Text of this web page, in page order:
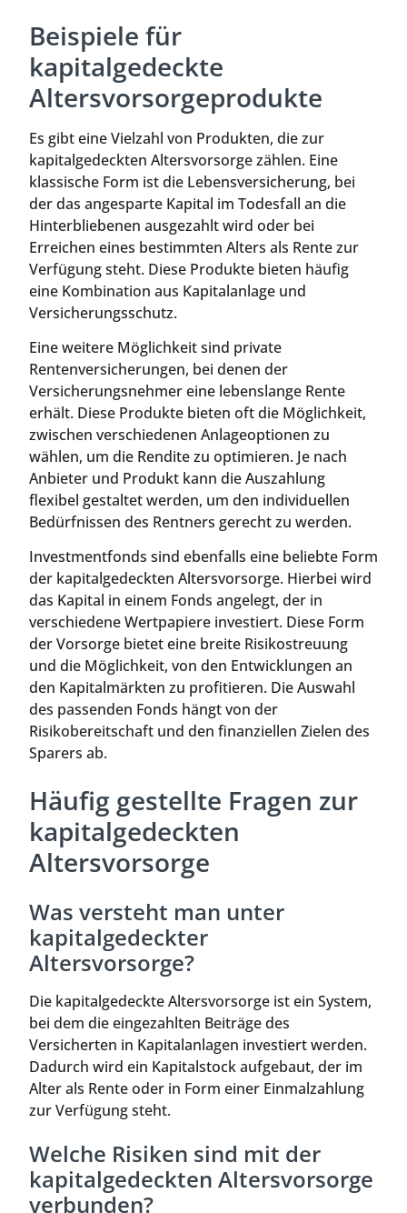
Beispiele für
kapitalgedeckte
Altersvorsorgeprodukte
Es gibt eine Vielzahl von Produkten, die zur
kapitalgedeckten Altersvorsorge zählen. Eine
klassische Form ist die Lebensversicherung, bei
der das angesparte Kapital im Todesfall an die
Hinterbliebenen ausgezahlt wird oder bei
Erreichen eines bestimmten Alters als Rente zur
Verfügung steht. Diese Produkte bieten häufig
eine Kombination aus Kapitalanlage und
Versicherungsschutz.
Eine weitere Möglichkeit sind private
Rentenversicherungen, bei denen der
Versicherungsnehmer eine lebenslange Rente
erhält. Diese Produkte bieten oft die Möglichkeit,
zwischen verschiedenen Anlageoptionen zu
wählen, um die Rendite zu optimieren. Je nach
Anbieter und Produkt kann die Auszahlung
flexibel gestaltet werden, um den individuellen
Bedürfnissen des Rentners gerecht zu werden.
Investmentfonds sind ebenfalls eine beliebte Form
der kapitalgedeckten Altersvorsorge. Hierbei wird
das Kapital in einem Fonds angelegt, der in
verschiedene Wertpapiere investiert. Diese Form
der Vorsorge bietet eine breite Risikostreuung
und die Möglichkeit, von den Entwicklungen an
den Kapitalmärkten zu profitieren. Die Auswahl
des passenden Fonds hängt von der
Risikobereitschaft und den finanziellen Zielen des
Sparers ab.
Häufig gestellte Fragen zur
kapitalgedeckten
Altersvorsorge
Was versteht man unter
kapitalgedeckter
Altersvorsorge?
Die kapitalgedeckte Altersvorsorge ist ein System,
bei dem die eingezahlten Beiträge des
Versicherten in Kapitalanlagen investiert werden.
Dadurch wird ein Kapitalstock aufgebaut, der im
Alter als Rente oder in Form einer Einmalzahlung
zur Verfügung steht.
Welche Risiken sind mit der
kapitalgedeckten Altersvorsorge
verbunden?